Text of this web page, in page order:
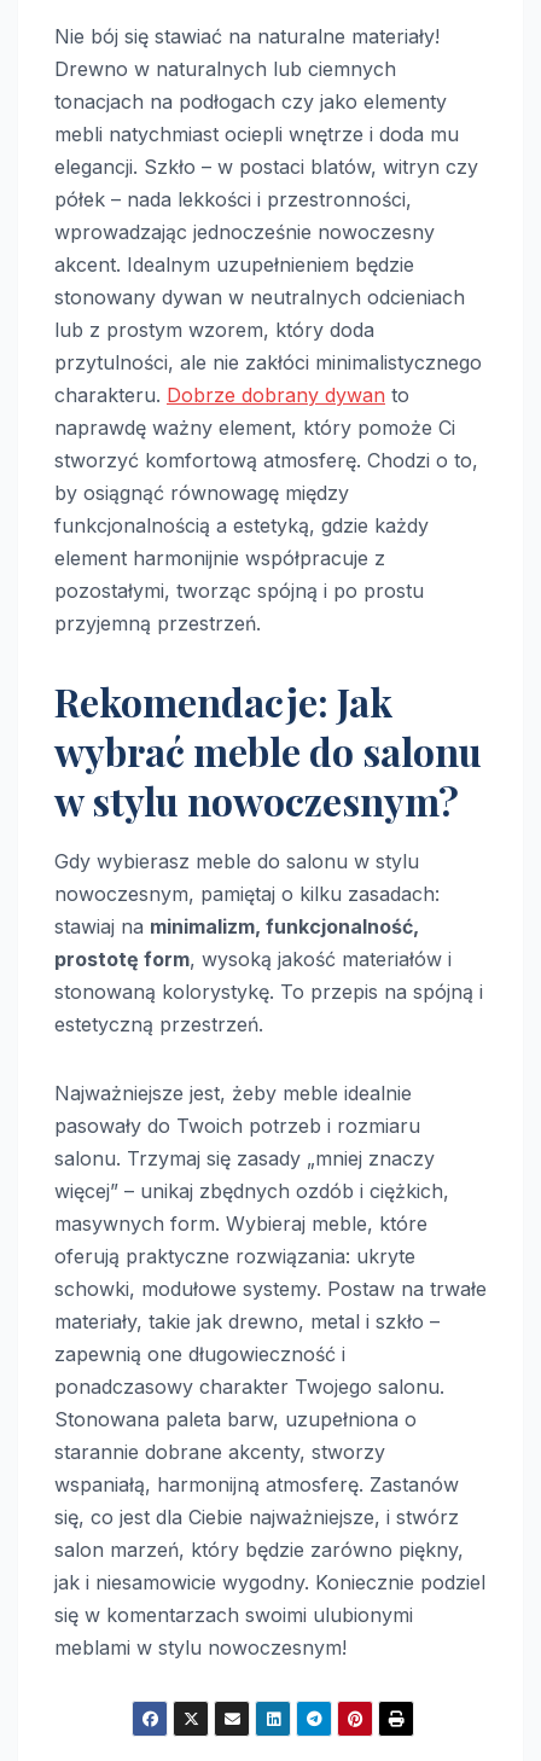
Nie bój się stawiać na naturalne materiały!
Drewno w naturalnych lub ciemnych
tonacjach na podłogach czy jako elementy
mebli natychmiast ociepli wnętrze i doda mu
elegancji. Szkło – w postaci blatów, witryn czy
półek – nada lekkości i przestronności,
wprowadzając jednocześnie nowoczesny
akcent. Idealnym uzupełnieniem będzie
stonowany dywan w neutralnych odcieniach
lub z prostym wzorem, który doda
przytulności, ale nie zakłóci minimalistycznego
charakteru. Dobrze dobrany dywan to
naprawdę ważny element, który pomoże Ci
stworzyć komfortową atmosferę. Chodzi o to,
by osiągnąć równowagę między
funkcjonalnością a estetyką, gdzie każdy
element harmonijnie współpracuje z
pozostałymi, tworząc spójną i po prostu
przyjemną przestrzeń.
Rekomendacje: Jak
wybrać meble do salonu
w stylu nowoczesnym?
Gdy wybierasz meble do salonu w stylu
nowoczesnym, pamiętaj o kilku zasadach:
stawiaj na minimalizm, funkcjonalność,
prostotę form, wysoką jakość materiałów i
stonowaną kolorystykę. To przepis na spójną i
estetyczną przestrzeń.
Najważniejsze jest, żeby meble idealnie
pasowały do Twoich potrzeb i rozmiaru
salonu. Trzymaj się zasady „mniej znaczy
więcej” – unikaj zbędnych ozdób i ciężkich,
masywnych form. Wybieraj meble, które
oferują praktyczne rozwiązania: ukryte
schowki, modułowe systemy. Postaw na trwałe
materiały, takie jak drewno, metal i szkło –
zapewnią one długowieczność i
ponadczasowy charakter Twojego salonu.
Stonowana paleta barw, uzupełniona o
starannie dobrane akcenty, stworzy
wspaniałą, harmonijną atmosferę. Zastanów
się, co jest dla Ciebie najważniejsze, i stwórz
salon marzeń, który będzie zarówno piękny,
jak i niesamowicie wygodny. Koniecznie podziel
się w komentarzach swoimi ulubionymi
meblami w stylu nowoczesnym!